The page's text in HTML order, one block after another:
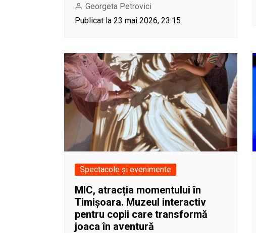
Georgeta Petrovici
Publicat la 23 mai 2026, 23:15
Spectacole și evenimente
MIC, atracția momentului în
Timișoara. Muzeul interactiv
pentru copii care transformă
joaca în aventură